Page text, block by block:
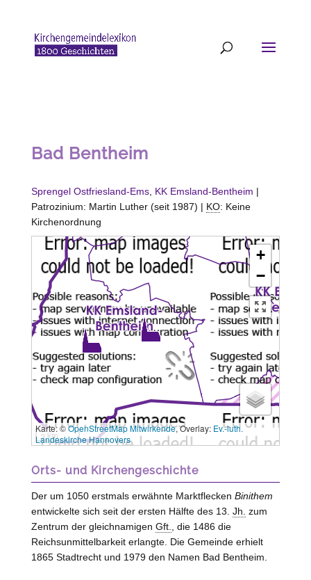
Bad Bentheim
Sprengel Ostfriesland-Ems, KK Emsland-Bentheim |
Patrozinium: Martin Luther (seit 1987) | KO: Keine
Kirchenordnung
+
−
3 km
Karte: ©OpenStreetMap Mitwirkende, Overlay: Ev.-luth.
Landeskirche Hannovers
Orts- und Kirchengeschichte
Der um 1050 erstmals erwähnte Marktflecken Binithem
entwickelte sich seit der ersten Hälfte des 13. Jh. zum
Zentrum der gleichnamigen Gft.
, die 1486 die
Reichsunmittelbarkeit erlangte. Die Gemeinde erhielt
1865 Stadtrecht und 1979 den Namen Bad Bentheim.